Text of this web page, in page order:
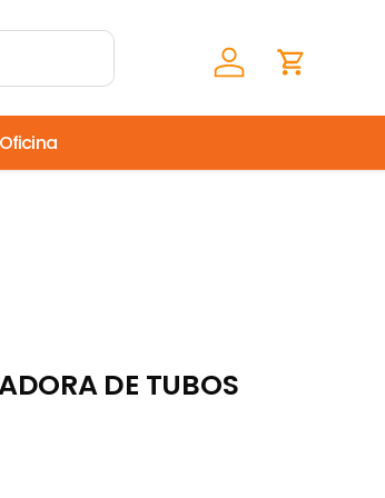
Iniciar sesiónCarrito
DE TUBOS